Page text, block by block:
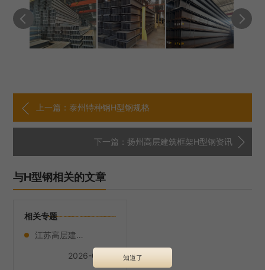
上一篇：泰州特种钢H型钢规格
下一篇：扬州高层建筑框架H型钢资讯
与H型钢相关的文章
相关专题
江苏高层建筑框架H型钢批发价格
2026-08-07 知道了